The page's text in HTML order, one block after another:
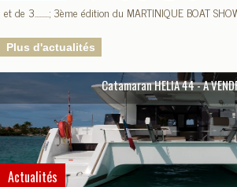
et de 3.........; 3ème édition du MARTINIQUE BOAT
Plus d'actualités
Catamaran HELIA 44 - A
Actualités